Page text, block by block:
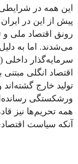
این همه در
پیش از این در ایران
رونق اقتصاد ملی و
می‌شدند. اما به
سرمایه‌گذار
اقتصاد انگلی
تولید خارج
ورشکستگی
همه تحریم‌ها نیز
آنکه سیاست